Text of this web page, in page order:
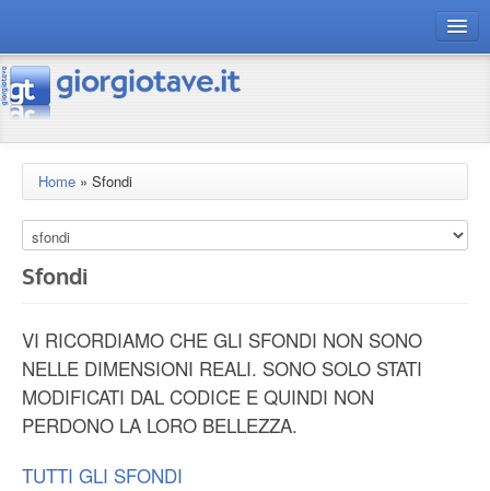
connect gt
risorse
Home » Sfondi
Sfondi
VI RICORDIAMO CHE GLI SFONDI NON SONO
NELLE DIMENSIONI REALI. SONO SOLO STATI
MODIFICATI DAL CODICE E QUINDI NON
PERDONO LA LORO BELLEZZA.
TUTTI GLI SFONDI